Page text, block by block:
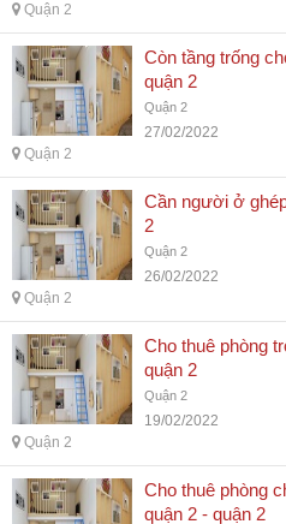
Quận 2
Còn tầng trống
quận 2
Quận 2
27/02/2022
Quận 2
Cần người ở
2
Quận 2
26/02/2022
Quận 2
Cho thuê phòng
quận 2
Quận 2
19/02/2022
Quận 2
Cho thuê phòng
quận 2 - quận 2